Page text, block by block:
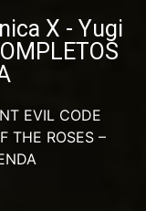
X - Yugi
EVIL CODE
THE ROSES –